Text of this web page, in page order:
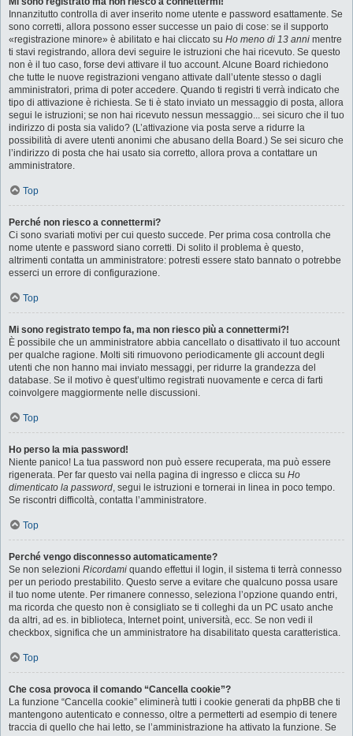
Innanzitutto controlla di aver inserito nome utente e password esattamente. Se
sono corretti, allora possono esser successe un paio di cose: se il supporto
«registrazione minore» è abilitato e hai cliccato su Ho meno di 13 anni mentre
ti stavi registrando, allora devi seguire le istruzioni che hai ricevuto. Se questo
non è il tuo caso, forse devi attivare il tuo account. Alcune Board richiedono
che tutte le nuove registrazioni vengano attivate dall’utente stesso o dagli
amministratori, prima di poter accedere. Quando ti registri ti verrà indicato che
tipo di attivazione è richiesta. Se ti è stato inviato un messaggio di posta, allora
segui le istruzioni; se non hai ricevuto nessun messaggio... sei sicuro che il tuo
indirizzo di posta sia valido? (L’attivazione via posta serve a ridurre la
possibilità di avere utenti anonimi che abusano della Board.) Se sei sicuro che
l’indirizzo di posta che hai usato sia corretto, allora prova a contattare un
amministratore.
Top
Perché non riesco a connettermi?
Ci sono svariati motivi per cui questo succede. Per prima cosa controlla che
nome utente e password siano corretti. Di solito il problema è questo,
altrimenti contatta un amministratore: potresti essere stato bannato o potrebbe
esserci un errore di configurazione.
Top
Mi sono registrato tempo fa, ma non riesco più a connettermi?!
È possibile che un amministratore abbia cancellato o disattivato il tuo account
per qualche ragione. Molti siti rimuovono periodicamente gli account degli
utenti che non hanno mai inviato messaggi, per ridurre la grandezza del
database. Se il motivo è quest’ultimo registrati nuovamente e cerca di farti
coinvolgere maggiormente nelle discussioni.
Top
Ho perso la mia password!
Niente panico! La tua password non può essere recuperata, ma può essere
rigenerata. Per far questo vai nella pagina di ingresso e clicca su Ho
dimenticato la password, segui le istruzioni e tornerai in linea in poco tempo.
Se riscontri difficoltà, contatta l’amministratore.
Top
Perché vengo disconnesso automaticamente?
Se non selezioni Ricordami quando effettui il login, il sistema ti terrà connesso
per un periodo prestabilito. Questo serve a evitare che qualcuno possa usare
il tuo nome utente. Per rimanere connesso, seleziona l’opzione quando entri,
ma ricorda che questo non è consigliato se ti colleghi da un PC usato anche
da altri, ad es. in biblioteca, Internet point, università, ecc. Se non vedi il
checkbox, significa che un amministratore ha disabilitato questa caratteristica.
Top
Che cosa provoca il comando “Cancella cookie”?
La funzione “Cancella cookie” eliminerà tutti i cookie generati da phpBB che ti
mantengono autenticato e connesso, oltre a permetterti ad esempio di tenere
traccia di quello che hai letto, se l’amministrazione ha attivato la funzione. Se